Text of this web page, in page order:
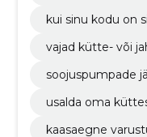
kui sinu kodu on
laiemat valikut
vajad kütte- või
on vajalik
soojuspumpade
usalda oma
eie spetsialistid
kaasaegne